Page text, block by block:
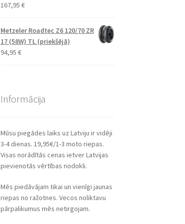
167,95 €
Metzeler Roadtec Z6 120/70 ZR
17 (58W) TL (priekšējā)
94,95 €
Informācija
Mūsu piegādes laiks uz Latviju ir vidēji
3-4 dienas. 19,95€/1-3 moto riepas.
Visas norādītās cenas ietver Latvijas
pievienotās vērtības nodokli.
Mēs piedāvājam tikai un vienīgi jaunas
riepas no ražotnes. Vecos noliktavu
pārpalikumus mēs netirgojam.